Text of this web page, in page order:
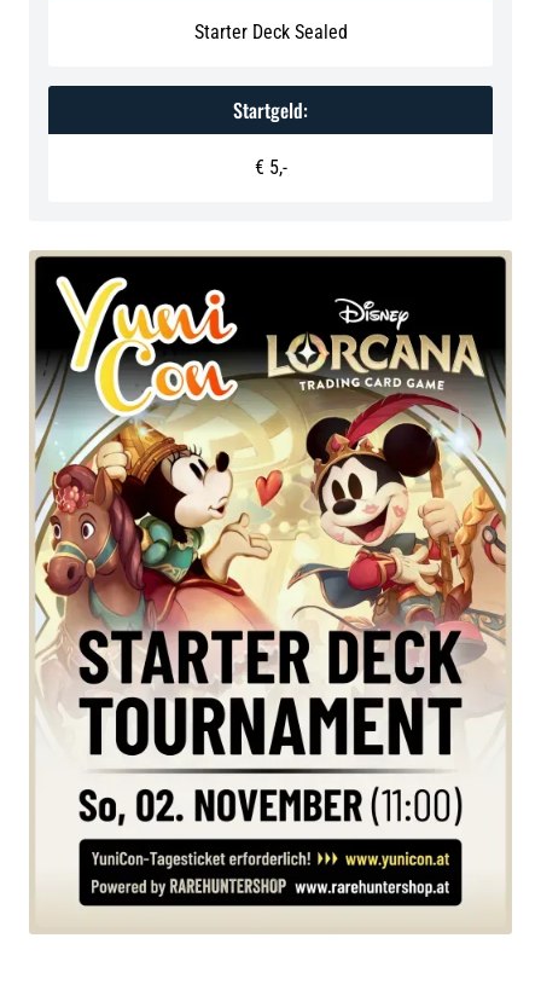
Starter Deck Sealed
Startgeld:
‍€ 5,-